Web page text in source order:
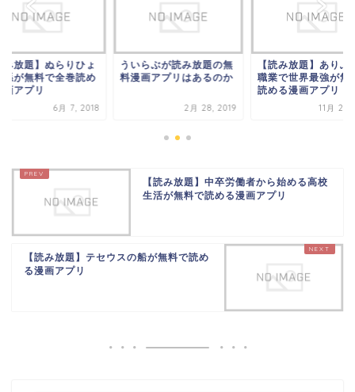
み放題】ぬらりひょ
孫が無料で全巻読め
画アプリ
6月 7, 2018
ういらぶが読み放題の無
料漫画アプリはあるのか
2月 28, 2019
【読み放題】ありふ
職業で世界最強が無
読める漫画アプリ
11月 22,
【読み放題】中卒労働者から始める高校
生活が無料で読める漫画アプリ
【読み放題】テセウスの船が無料で読め
る漫画アプリ